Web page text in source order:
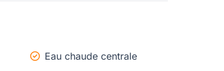
Eau chaude centrale